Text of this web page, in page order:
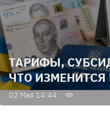
ТАРИФЫ,
ЧТО ИЗМЕНИТСЯ
02 Мая 14:44